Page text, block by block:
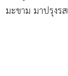
มะขาม มาปรุงร